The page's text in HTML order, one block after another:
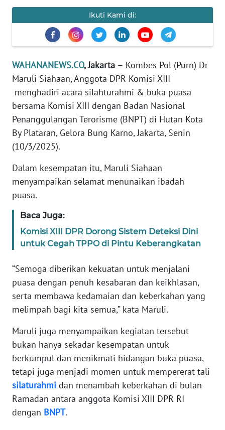
Ikuti Kami di:
WAHANANEWS.CO, Jakarta – Kombes Pol (Purn) Dr
Maruli Siahaan, Anggota DPR Komisi XIII
menghadiri acara silahturahmi & buka puasa
bersama Komisi XIII dengan Badan Nasional
Penanggulangan Terorisme (BNPT) di Hutan Kota
By Plataran, Gelora Bung Karno, Jakarta, Senin
(10/3/2025).
Dalam kesempatan itu, Maruli Siahaan
menyampaikan selamat menunaikan ibadah
puasa.
Baca Juga:
Komisi XIII DPR Dorong Sistem Deteksi Dini
untuk Cegah TPPO di Pintu Keberangkatan
“Semoga diberikan kekuatan untuk menjalani
puasa dengan penuh kesabaran dan keikhlasan,
serta membawa kedamaian dan keberkahan yang
melimpah bagi kita semua,” kata Maruli.
Maruli juga menyampaikan kegiatan tersebut
bukan hanya sekadar kesempatan untuk
berkumpul dan menikmati hidangan buka puasa,
tetapi juga menjadi momen untuk mempererat tali
silaturahmi dan menambah keberkahan di bulan
Ramadan antara anggota Komisi XIII DPR RI
dengan BNPT.
EDITORIAL
BERITA
KONTAK
INFO
IKLAN
TENTANG
MEDIA
Wahana
News
Regional
WN
SUMUT
WN